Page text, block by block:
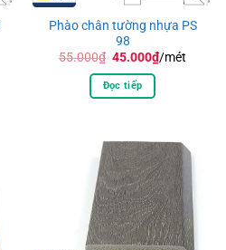
Phào chân tường nhựa PS
98
55.000₫ Giá
là:
55.000₫.
45.000₫Giá
hiện
/mét
Đọc tiếp